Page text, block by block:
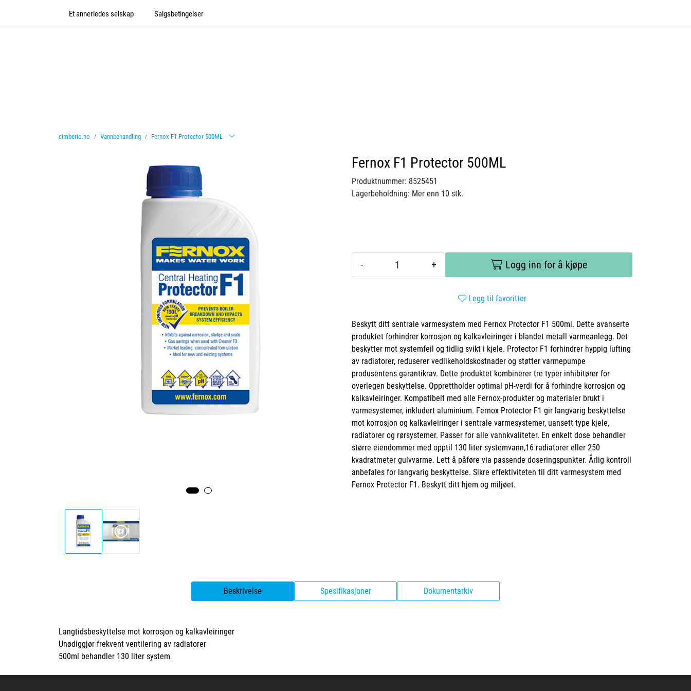
Et annerledes selskap Salgsbetingelser
cimberio.no Vannbehandling Fernox F1 Protector 500ML
Fernox F1 Protector 500ML
Produktnummer: 8525451
Lagerbeholdning: Mer enn 10 stk.
- + Logg inn for å kjøpe
Legg til favoritter
Beskytt ditt sentrale varmesystem med Fernox Protector F1 500ml. Dette avanserte
produktet forhindrer korrosjon og kalkavleiringer i blandet metall varmeanlegg. Det
beskytter mot systemfeil og tidlig svikt i kjele. Protector F1 forhindrer hyppig lufting
av radiatorer, reduserer vedlikeholdskostnader og støtter varmepumpe
produsentens garantikrav. Dette produktet kombinerer tre typer inhibitører for
overlegen beskyttelse. Opprettholder optimal pH-verdi for å forhindre korrosjon og
kalkavleiringer. Kompatibelt med alle Fernox-produkter og materialer brukt i
varmesystemer, inkludert aluminium. Fernox Protector F1 gir langvarig beskyttelse
mot korrosjon og kalkavleiringer i sentrale varmesystemer, uansett type kjele,
radiatorer og rørsystemer. Passer for alle vannkvaliteter. En enkelt dose behandler
større eiendommer med opptil 130 liter systemvann,16 radiatorer eller 250
kvadratmeter gulvvarme. Lett å påføre via passende doseringspunkter. Årlig kontroll
anbefales for langvarig beskyttelse. Sikre effektiviteten til ditt varmesystem med
Fernox Protector F1. Beskytt ditt hjem og miljøet.
Beskrivelse Spesifikasjoner Dokumentarkiv
Langtidsbeskyttelse mot korrosjon og kalkavleiringer
Unødiggjør frekvent ventilering av radiatorer
500ml behandler 130 liter system